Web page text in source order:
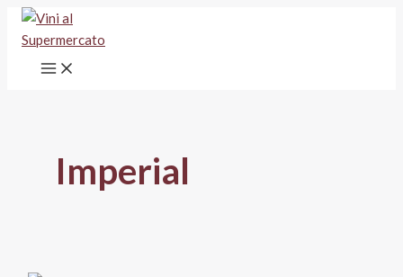
Vai
contenuto
Imperial